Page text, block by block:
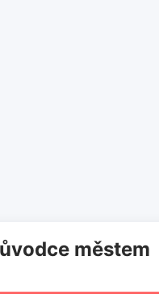
městem